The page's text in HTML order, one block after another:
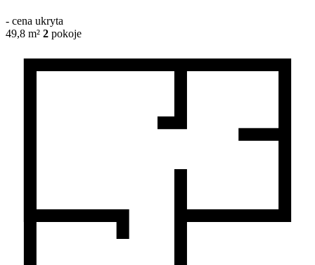
- cena ukryta
49,8 m² 2 pokoje